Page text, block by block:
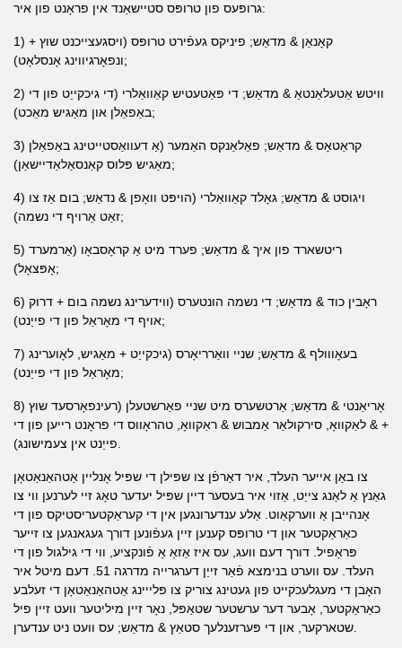
גרופּעס פון טרופּס סטיישאַנד אין פראָנט פון איר:
1) קאָנאַן & מדאַש; פיניקס געפֿירט טרופּס (ויסגעצייכנט שוץ +
ונפאָרגיווינג אָנסלאָט);
2) וויטש אַטעלאַנטאַ & מדאַש; די פּאַטעטיש קאַוואַלרי (די גיכקייַט פון די
באַפאַלן און מאַגיש מאַכט);
3) קראַטאָס & מדאַש; פאַלאַנקס האַמער (אַ דעוואַסטייטינג באַפאַלן
מאַגיש פּלוס קאַנסאַלאַדיישאַן);
4) ויגוסט & מדאַש; גאָלד קאַוואַלרי (הויפּט וואָפן & נדאַש; בום אַז צו
זאַט אַרויף די נשמה);
5) ריטשארד פון איך & מדאַש; פערד מיט אַ קראָסבאָו (אַרמערד
אָפּצאָל);
6) ראָבין כוד & מדאַש; די נשמה הונטערס (ווידערינג נשמה בום + דרוק
אויף די מאָראַל פון די פייַנט);
7) בעאָווולף & מדאַש; שניי וואַרריאָרס (גיכקייַט + מאַגיש, לאָוערינג
מאָראַל פון די פייַנט);
8) אָריאַנטי & מדאַש; אַרטשערס מיט שניי פאַרשטעלן (רעינפאָרסעד שוץ
+ & לאַקוואָ, סירקולאַר אַמבוש & ראַקוואָ, טהראָווס די פראָנט רייען פון די
צו באַן אייער העלד, איר דאַרפֿן צו שפּילן די שפּיל אָנליין אַטהאַנאַטאָן
גאַנץ אַ לאַנג צייַט, אַזוי איר בעסער דיין שפּיל יעדער טאָג זיי לערנען ווי צו
אָנהייבן אַ ווערקאַוט. אַלע ענדערונגען אין די קעראַקטעריסטיקס פון די
כאַראַקטער און די טרופּס קענען זיין געפֿונען דורך געגאנגען צו זייער
פּראָפיל. דורך דעם וועג, עס איז אַזאַ אַ פֿונקציע, ווי די גילגול פון די
העלד. עס ווערט בנימצא פֿאַר זייַן דערגרייה מדרגה 51. דעם מיטל איר
האָבן די מעגלעכקייט פון געטינג צוריק צו פּלייינג אַטהאַנאַטאָן די זעלבע
כאַראַקטער, אָבער דער ערשטער שטאַפּל, נאָר זיין מיליטער וועט זיין פיל